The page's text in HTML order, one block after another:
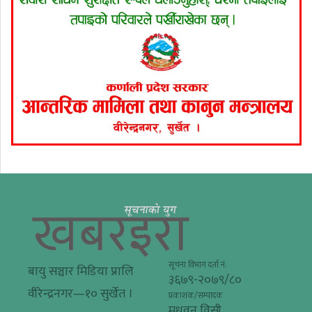
बायु सञ्चार मिडिया प्रालि
वीरेन्द्रनगर—१० सुर्खेत ।
सूचना विभाग दर्ता नं.
३६७९-२०७९/८०
प्रकाशक/सम्पादक